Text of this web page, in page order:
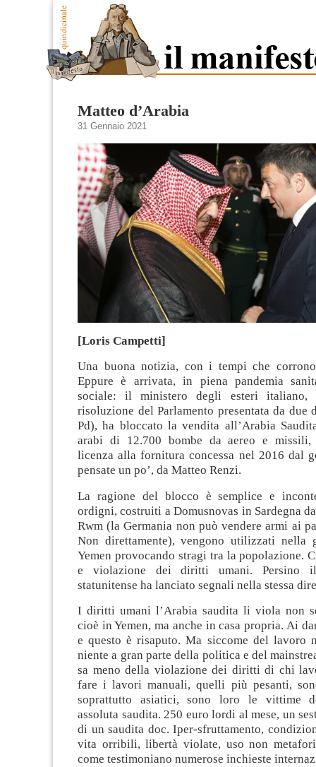
Matteo d’Arabia
31 Gennaio 2021
[Loris Campetti]
Una buona notizia, con i tempi che
Eppure è arrivata, in piena pandemia
sociale: il ministero degli esteri italiano,
risoluzione del Parlamento presentata da due
Pd), ha bloccato la vendita all’Arabia
arabi di 12.700 bombe da aereo e missili,
licenza alla fornitura concessa nel 2016 dal
pensate un po’, da Matteo Renzi.
La ragione del blocco è semplice e
ordigni, costruiti a Domusnovas in Sardegna
Rwm (la Germania non può vendere armi ai
Non direttamente), vengono utilizzati nella
Yemen provocando stragi tra la popolazione.
e violazione dei diritti umani. Persino
statunitense ha lanciato segnali nella stessa
I diritti umani l’Arabia saudita li viola non
cioè in Yemen, ma anche in casa propria. Ai
e questo è risaputo. Ma siccome del lavoro
niente a gran parte della politica e del
sa meno della violazione dei diritti di chi
fare i lavori manuali, quelli più pesanti,
soprattutto asiatici, sono loro le vittime
assoluta saudita. 250 euro lordi al mese, un
di un saudita doc. Iper-sfruttamento,
vita orribili, libertà violate, uso non
come testimoniano numerose inchieste